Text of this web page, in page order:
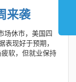
来袭
休市，美国四
表现好于预期，
软，但就业保持